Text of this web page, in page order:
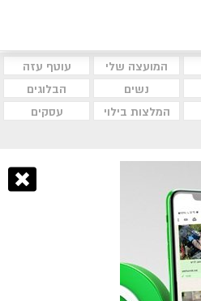
המועצה שלי
עוטף עזה
נשים
הבלוגים
המלצות בילוי
עסקים